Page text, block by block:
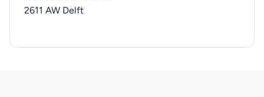
2611 AW Delft